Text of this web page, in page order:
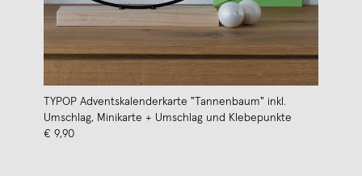
TYPOP Adventskalenderkarte "Tannenbaum" inkl.
Umschlag, Minikarte + Umschlag und Klebepunkte
€ 9,90